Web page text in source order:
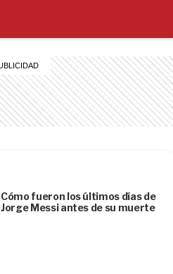
Cómo fueron los últimos días de
Jorge Messi antes de su muerte